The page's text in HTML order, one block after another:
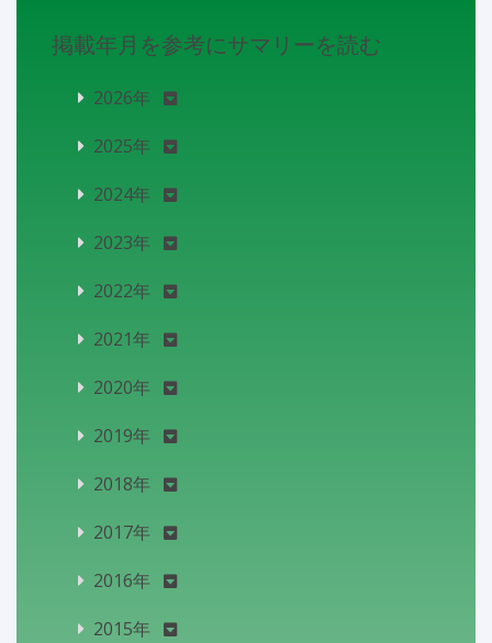
掲載年月を参考にサマリーを読む
2026年
2025年
2024年
2023年
2022年
2021年
2020年
2019年
2018年
2017年
2016年
2015年